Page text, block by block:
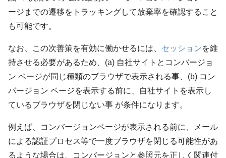
ージまでの遷移をトラッキングして放棄率を確認すること
も可能です。
なお、この次善策を有効に働かせるには、 セッションを維
持させる必要があるため、(a) 自社サイトとコンバージョ
ン ページが同じ種類のブラウザで表示される事、(b) コン
バージョン ページを表示する前に、自社サイトを表示し
ているブラウザを閉じない事 が条件になります。
例えば、コンバージョンページが表示される前に、メール
による認証プロセス等で一度ブラウザを閉じる可能性があ
るような場合は、コンバージョンと参照元を正しく関連付